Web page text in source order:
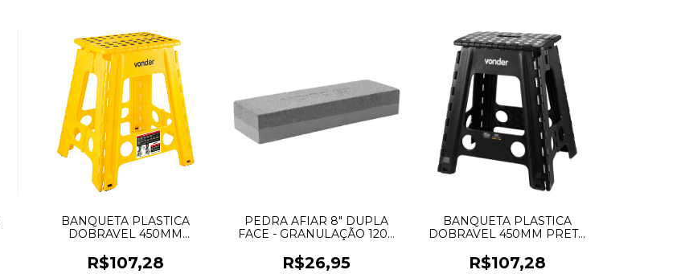
BANQUETA PLASTICA
DOBRAVEL 450MM
R$107,28
PEDRA AFIAR 8" DUPLA
FACE - GRANULAÇÃO 120 /
R$26,95
BANQUETA PLASTICA
DOBRAVEL 450MM PRETA
R$107,28